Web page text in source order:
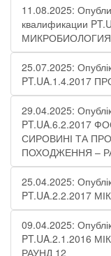
11.08.2025:
квалификации
МИКРОБИОЛОГИЯ
25.07.2025:
PT.UA.1.4.2017
29.04.2025:
PT.UA.6.2.2017
СИРОВИНІ ТА
ПОХОДЖЕННЯ –
25.04.2025:
PT.UA.2.2.2017
09.04.2025:
PT.UA.2.1.2016
РАУНД 12